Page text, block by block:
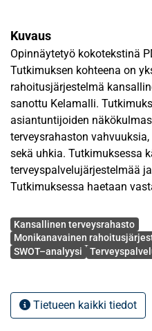
Kuvaus
Opinnäytetyö kokotekstinä
Tutkimuksen kohteena on
rahoitusjärjestelmä
sanottu Kelamalli.
asiantuntijoiden
terveysrahaston
sekä uhkia. Tutkimuksessa
terveyspalvelujärjestelmää
Tutkimuksessa haetaan
terveyspalvelujärjestelmää ja
Tutkimusta varten
johtaja sekä terveysturvan
Linnavuoren sairaalan
Avainsanat
Kansallinen terveysrahasto
Monikanavainen
SWOT–analyysi
Tietueen kaikki tiedot